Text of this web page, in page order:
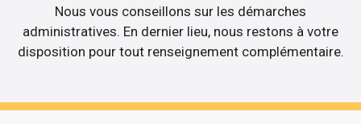
Nous vous conseillons sur les démarches
administratives. En dernier lieu, nous restons à votre
disposition pour tout renseignement complémentaire.